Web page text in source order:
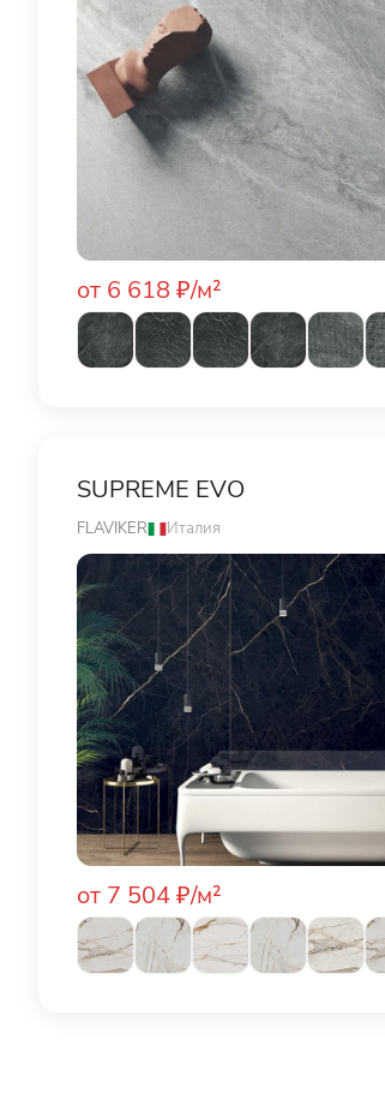
от 6 618 ₽/м²
SUPREME EVO
FLAVIKER Италия
от 7 504 ₽/м²